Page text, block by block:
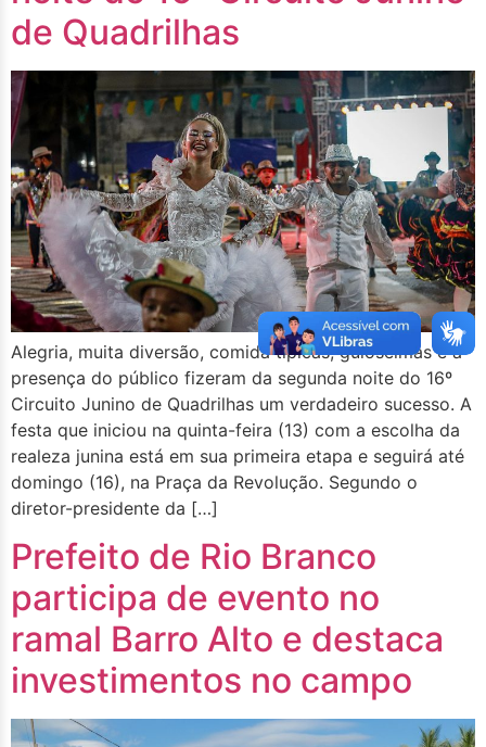
de Quadrilhas
Alegria, muita diversão, comida típicas, guloseimas e a
presença do público fizeram da segunda noite do 16º
Circuito Junino de Quadrilhas um verdadeiro sucesso. A
festa que iniciou na quinta-feira (13) com a escolha da
realeza junina está em sua primeira etapa e seguirá até
domingo (16), na Praça da Revolução. Segundo o
diretor-presidente da […]
Prefeito de Rio Branco
participa de evento no
ramal Barro Alto e destaca
investimentos no campo